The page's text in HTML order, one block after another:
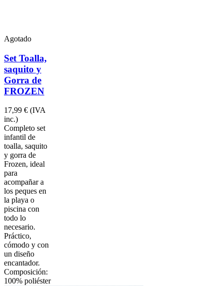
Agotado
Set Toalla,
saquito y
Gorra de
FROZEN
17,99 € (IVA
inc.)
Completo set
infantil de
toalla, saquito
y gorra de
Frozen, ideal
para
acompañar a
los peques en
la playa o
piscina con
todo lo
necesario.
Práctico,
cómodo y con
un diseño
encantador.
Composición:
100% poliéster